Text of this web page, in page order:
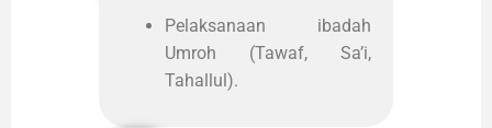
Pelaksanaan ibadah
Umroh (Tawaf, Sa’i,
Tahallul).